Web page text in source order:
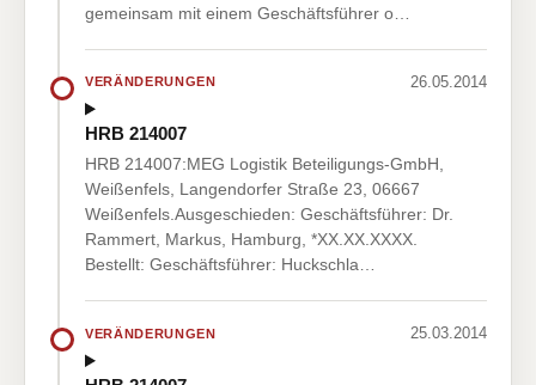
gemeinsam mit einem Geschäftsführer o…
VERÄNDERUNGEN 26.05.2014
HRB 214007
HRB 214007:MEG Logistik Beteiligungs-GmbH,
Weißenfels, Langendorfer Straße 23, 06667
Weißenfels.Ausgeschieden: Geschäftsführer: Dr.
Rammert, Markus, Hamburg, *XX.XX.XXXX.
Bestellt: Geschäftsführer: Huckschla…
VERÄNDERUNGEN 25.03.2014